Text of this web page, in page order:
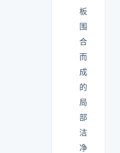
板
围
合
而
成
的
局
部
洁
净